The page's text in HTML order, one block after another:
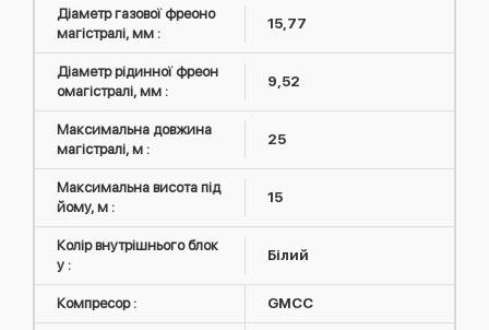
Діаметр газової фреоно
магістралі, мм :
15,77
Діаметр рідинної фреон
омагістралі, мм :
9,52
Максимальна довжина
магістралі, м :
25
Максимальна висота під
йому, м :
15
Колір внутрішнього блок
у :
Білий
Компресор : GMCC